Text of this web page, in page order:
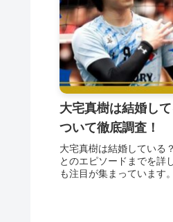
大宅真樹は結婚し
ついて徹底調査！
大宅真樹は結婚している
とのエピソードまでを詳
も注目が集まっています。